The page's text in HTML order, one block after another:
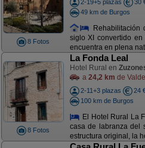
8 Fotos
2-19+5 plazas
30
49 km de Burgos
Rehabilitación
siglo XI convertido
encuentra en plena
8 Fotos
La Fonda Leal
Hotel Rural en
a 24,2 km de
2-11+3 plazas
24
100 km de Burgos
El Hotel Rural La
casa de labranza del
estructura original, la